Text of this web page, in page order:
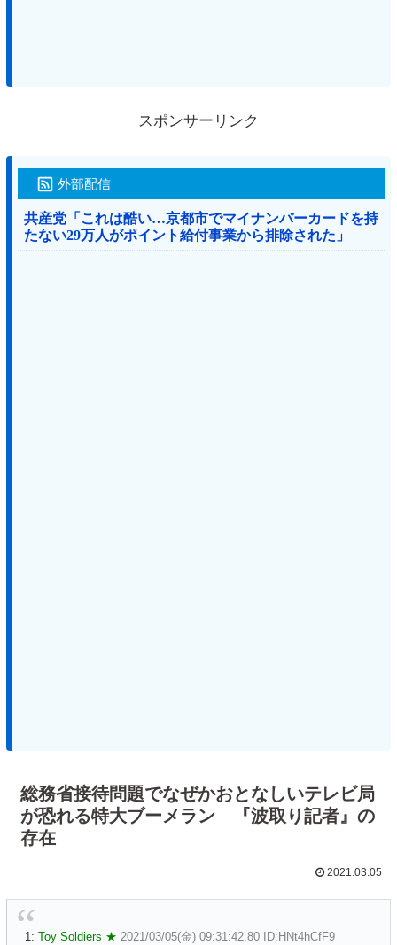
スポンサーリンク
外部配信
共産党「これは酷い…京都市でマイナンバーカードを持
たない29万人がポイント給付事業から排除された」
総務省接待問題でなぜかおとなしいテレビ局
が恐れる特大ブーメラン 『波取り記者』の
存在
2021.03.05
1: Toy Soldiers ★ 2021/03/05(金) 09:31:42.80 ID:HNt4hCfF9